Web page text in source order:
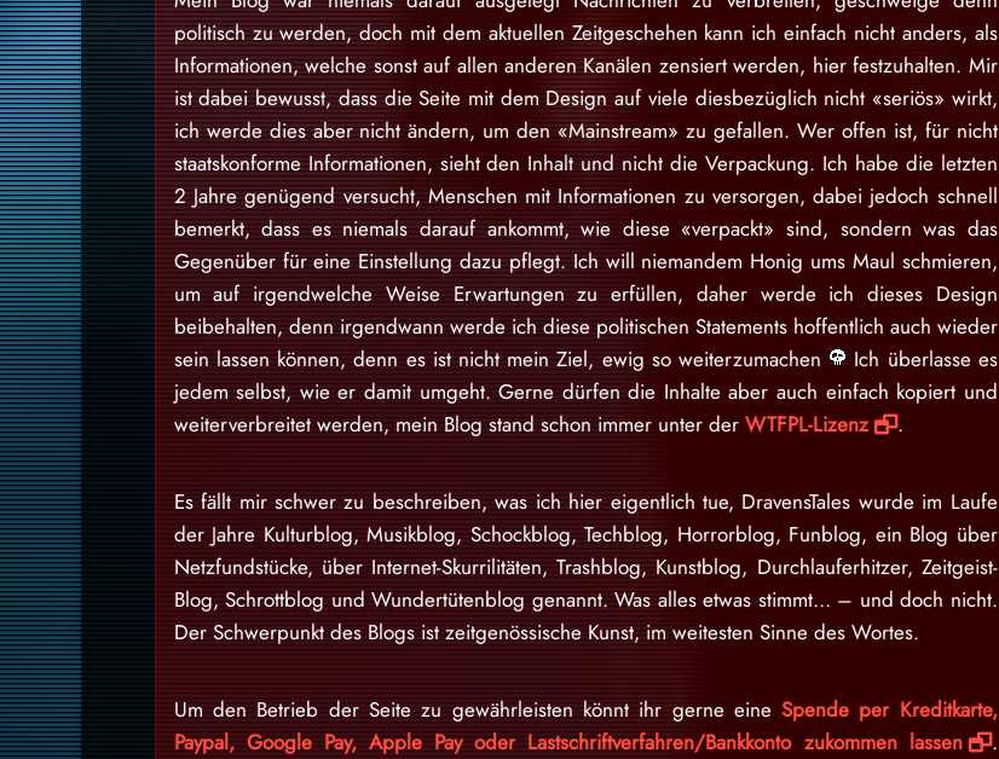
politisch zu werden, doch mit dem aktuellen Zeitgeschehen kann ich einfach nicht anders, als
Informationen, welche sonst auf allen anderen Kanälen zensiert werden, hier festzuhalten. Mir
ist dabei bewusst, dass die Seite mit dem Design auf viele diesbezüglich nicht «seriös» wirkt,
ich werde dies aber nicht ändern, um den «Mainstream» zu gefallen. Wer offen ist, für nicht
staatskonforme Informationen, sieht den Inhalt und nicht die Verpackung. Ich habe die letzten
2 Jahre genügend versucht, Menschen mit Informationen zu versorgen, dabei jedoch schnell
bemerkt, dass es niemals darauf ankommt, wie diese «verpackt» sind, sondern was das
Gegenüber für eine Einstellung dazu pflegt. Ich will niemandem Honig ums Maul schmieren,
um auf irgendwelche Weise Erwartungen zu erfüllen, daher werde ich dieses Design
beibehalten, denn irgendwann werde ich diese politischen Statements hoffentlich auch wieder
sein lassen können, denn es ist nicht mein Ziel, ewig so weiterzumachen
Ich überlasse es
jedem selbst, wie er damit umgeht. Gerne dürfen die Inhalte aber auch einfach kopiert und
weiterverbreitet werden, mein Blog stand schon immer unter der WTFPL-Lizenz .
Es fällt mir schwer zu beschreiben, was ich hier eigentlich tue, DravensTales wurde im Laufe
der Jahre Kulturblog, Musikblog, Schockblog, Techblog, Horrorblog, Funblog, ein Blog über
Netzfundstücke, über Internet-Skurrilitäten, Trashblog, Kunstblog, Durchlauferhitzer, Zeitgeist-
Blog, Schrottblog und Wundertütenblog genannt. Was alles etwas stimmt… – und doch nicht.
Der Schwerpunkt des Blogs ist zeitgenössische Kunst, im weitesten Sinne des Wortes.
Um den Betrieb der Seite zu gewährleisten könnt ihr gerne eineSpende per Kreditkarte,
Paypal, Google Pay, Apple Pay oder Lastschriftverfahren/Bankkonto zukommen lassen
.